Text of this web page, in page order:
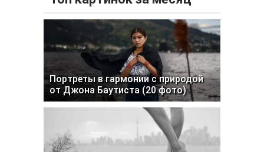
Портреты в гармонии с природой
от Джона Баутиста (20 фото)